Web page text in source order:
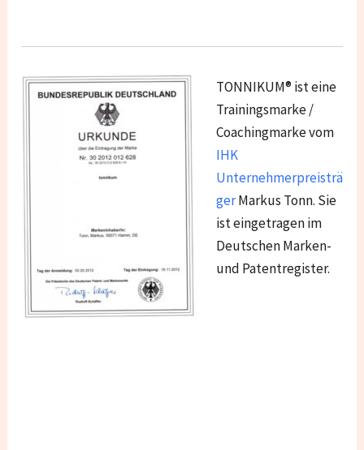
TONNIKUM® ist eine
Trainingsmarke /
Coachingmarke vom
IHK
Unternehmerpreisträ
gerMarkus Tonn. Sie
ist eingetragen im
Deutschen Marken-
und Patentregister.